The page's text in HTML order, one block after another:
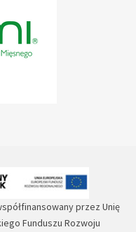
przez Unię
Funduszu Rozwoju